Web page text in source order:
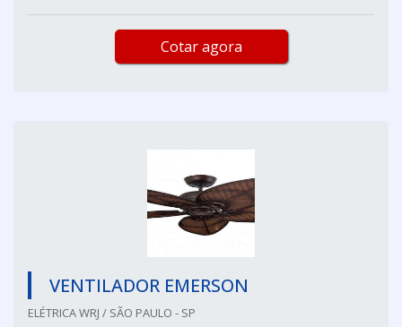
Cotar agora
VENTILADOR EMERSON
ELÉTRICA WRJ / SÃO PAULO - SP